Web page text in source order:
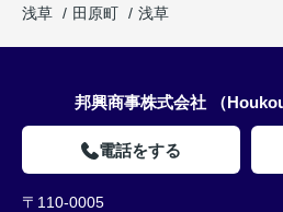
浅草
田原町 浅草
邦興商事株式会社 （
電話をする
〒110-0005